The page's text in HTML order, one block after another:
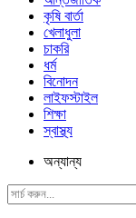
কৃষি বার্তা
খেলাধুলা
চাকরি
ধর্ম
বিনোদন
লাইফস্টাইল
শিক্ষা
স্বাস্থ্য
অন্যান্য